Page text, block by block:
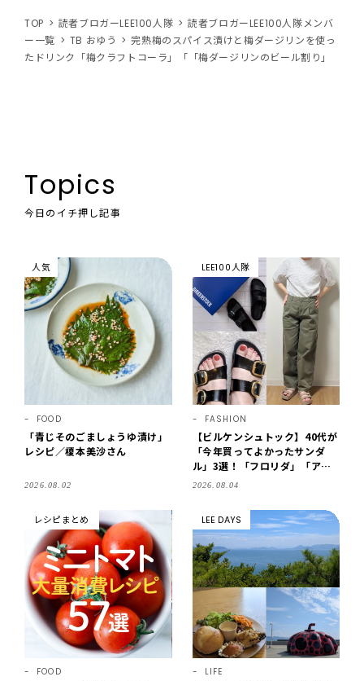
TOP 読者ブロガーLEE100人隊
読者ブロガーLEE100人隊メンバ
ー一覧
TB おゆう
完熟梅のスパイス漬けと梅ダージリンを使っ
たドリンク「梅クラフトコーラ」「「梅ダージリンのビール割り」
Topics
今日のイチ押し記事
人気
FOOD
「青じそのごましょうゆ漬け」
レシピ／榎本美沙さん
2026.08.02
LEE100人隊
FASHION
【ビルケンシュトック】40代が
「今年買ってよかったサンダ
ル」3選！「フロリダ」「アリ
ゾナ」の履き心地＆サイズ選び
2026.08.04
レシピまとめ
FOOD
LEE DAYS
LIFE